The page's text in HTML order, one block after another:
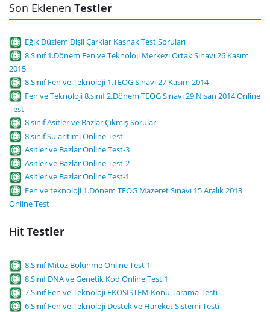
Son Eklenen Testler
Eğik Düzlem Dişli Çarklar Kasnak Test Soruları
8.Sınıf 1.Dönem Fen ve Teknoloji Merkezi Ortak Sınavı 26 Kasım
2015
8.Sınıf Fen ve Teknoloji 1.TEOG Sınavı 27 Kasım 2014
Fen ve Teknoloji 8.sınıf 2.Dönem TEOG Sınavı 29 Nisan 2014 Online
Test
8.sınıf Asitler ve Bazlar Çıkmış Sorular
8.sınıf Su arıtımı Online Test
Asitler ve Bazlar Online Test-3
Asitler ve Bazlar Online Test-2
Asitler ve Bazlar Online Test-1
Fen ve teknoloji 1.Dönem TEOG Mazeret Sınavı 15 Aralık 2013
Online Test
Hit Testler
8.Sınıf Mitoz Bölünme Online Test 1
8.Sınıf DNA ve Genetik Kod Online Test 1
7.Sınıf Fen ve Teknoloji EKOSİSTEM Konu Tarama Testi
6.Sınıf Fen ve Teknoloji Destek ve Hareket Sistemi Testi